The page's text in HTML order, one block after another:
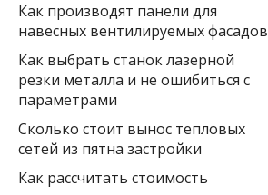
Как производят панели для
навесных вентилируемых фасадов
Как выбрать станок лазерной
резки металла и не ошибиться с
параметрами
Сколько стоит вынос тепловых
сетей из пятна застройки
Как рассчитать стоимость